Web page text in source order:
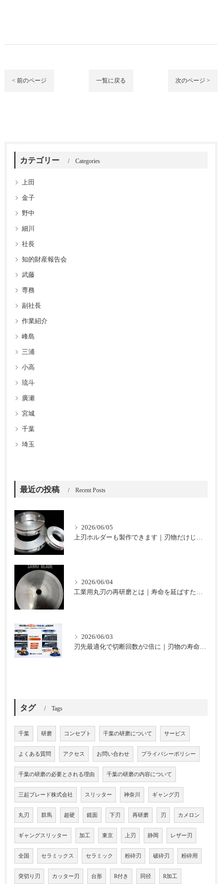
< 前のページ 一覧に戻る 次のページ >
カテゴリー Categories
上田
金子
野中
細川
社長
知的財産報告会
武藤
専務
副社長
作業紹介
峰島
三浦
小高
琉斗
廣瀬
宮城
千葉
埼玉
最近の投稿 Recent Posts
2026/06/05
2026/06/04
2026/06/03
タグ Tags
千葉 研磨 コンセプト 千葉の研磨について サービス
よくある質問 アクセス お問い合わせ プライバシーポリシー
千葉の研磨の必要とされる理由 千葉の研磨の内容について
三起ブレード株式会社 スリッター 神奈川 ギャング刃
丸刃 群馬 超硬 鏡面 下刃 再研磨 刃 カメロン
ギャングスリッター 加工 東京 上刃 静岡 レザー刃
全国 セラミックス セラミック 粉砕刃 破砕刃 粉砕用
突切り刃 カッター刃 台形 R付き 同径 R加工